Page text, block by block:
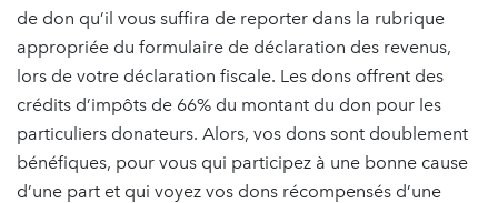
de don qu’il vous suffira de reporter dans la rubrique
appropriée du formulaire de déclaration des revenus,
lors de votre déclaration fiscale. Les dons offrent des
crédits d’impôts de 66% du montant du don pour les
particuliers donateurs. Alors, vos dons sont doublement
bénéfiques, pour vous qui participez à une bonne cause
d’une part et qui voyez vos dons récompensés d’une